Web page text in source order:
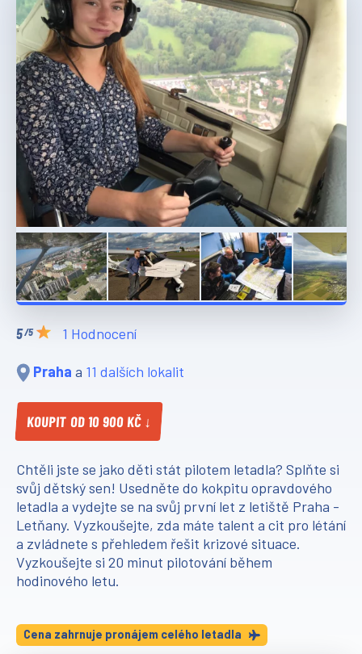
/5 1 Hodnocení
Praha a 11 dalších lokalit
KOUPIT OD 10 900 KČ ↓
Chtěli jste se jako děti stát pilotem letadla? Splňte si
svůj dětský sen! Usedněte do kokpitu opravdového
letadla a vydejte se na svůj první let z letiště Praha -
Letňany. Vyzkoušejte, zda máte talent a cit pro létání
a zvládnete s přehledem řešit krizové situace.
Vyzkoušejte si 20 minut pilotování během
hodinového letu.
Cena zahrnuje pronájem celého letadla